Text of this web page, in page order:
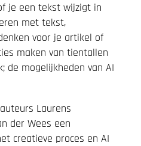
je een tekst wijzigt in
met tekst,
voor je artikel of
maken van tientallen
de mogelijkheden van AI
Laurens
der Wees een
creatieve proces en AI